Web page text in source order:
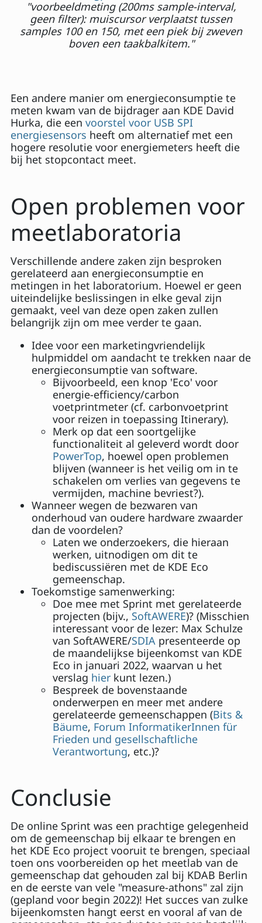
"voorbeeldmeting (200ms sample-interval,
geen filter): muiscursor verplaatst tussen
samples 100 en 150, met een piek bij zweven
boven een taakbalkitem."
Een andere manier om energieconsumptie te
meten kwam van de bijdrager aan KDE David
Hurka, die een voorstel voor USB SPI
energiesensors heeft om alternatief met een
hogere resolutie voor energiemeters heeft die
bij het stopcontact meet.
Open problemen voor
meetlaboratoria
Verschillende andere zaken zijn besproken
gerelateerd aan energieconsumptie en
metingen in het laboratorium. Hoewel er geen
uiteindelijke beslissingen in elke geval zijn
gemaakt, veel van deze open zaken zullen
belangrijk zijn om mee verder te gaan.
Idee voor een marketingvriendelijk
hulpmiddel om aandacht te trekken naar de
energieconsumptie van software.
Bijvoorbeeld, een knop 'Eco' voor
energie-efficiency/carbon
voetprintmeter (cf. carbonvoetprint
voor reizen in toepassing Itinerary).
Merk op dat een soortgelijke
functionaliteit al geleverd wordt door
PowerTop, hoewel open problemen
blijven (wanneer is het veilig om in te
schakelen om verlies van gegevens te
vermijden, machine bevriest?).
Wanneer wegen de bezwaren van
onderhoud van oudere hardware zwaarder
dan de voordelen?
Laten we onderzoekers, die hieraan
werken, uitnodigen om dit te
bediscussiëren met de KDE Eco
gemeenschap.
Toekomstige samenwerking:
Doe mee met Sprint met gerelateerde
projecten (bijv., SoftAWERE)? (Misschien
interessant voor de lezer: Max Schulze
van SoftAWERE/SDIA presenteerde op
de maandelijkse bijeenkomst van KDE
Eco in januari 2022, waarvan u het
verslag hier kunt lezen.)
Bespreek de bovenstaande
onderwerpen en meer met andere
gerelateerde gemeenschappen (Bits &
Bäume, Forum InformatikerInnen für
Frieden und gesellschaftliche
Verantwortung, etc.)?
Conclusie
De online Sprint was een prachtige gelegenheid
om de gemeenschap bij elkaar te brengen en
het KDE Eco project vooruit te brengen, speciaal
toen ons voorbereiden op het meetlab van de
gemeenschap dat gehouden zal bij KDAB Berlin
en de eerste van vele "measure-athons" zal zijn
(gepland voor begin 2022)! Het succes van zulke
bijeenkomsten hangt eerst en vooral af van de